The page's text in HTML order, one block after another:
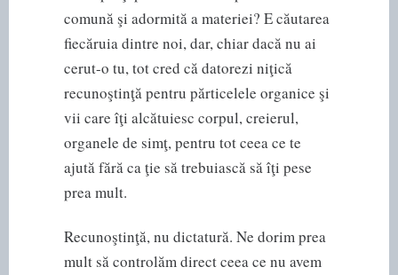
comună şi adormită a materiei? E căutarea
fiecăruia dintre noi, dar, chiar dacă nu ai
cerut-o tu, tot cred că datorezi niţică
recunoştinţă pentru părticelele organice şi
vii care îţi alcătuiesc corpul, creierul,
organele de simţ, pentru tot ceea ce te
ajută fără ca ţie să trebuiască să îţi pese
prea mult.
Recunoştinţă, nu dictatură. Ne dorim prea
mult să controlăm direct ceea ce nu avem